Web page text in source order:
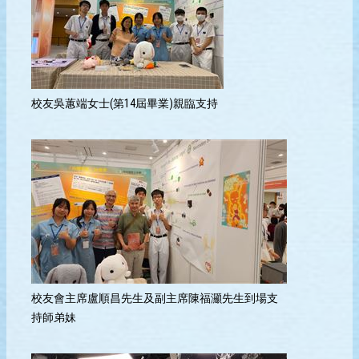
校友吳蕙端女士(第14屆畢業)親臨支持
校友會主席盧順昌先生及副主席陳福灦先生到場支
持師弟妹